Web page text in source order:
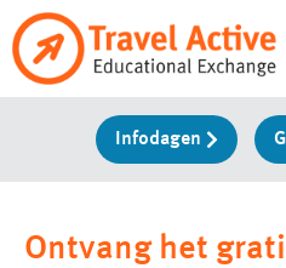
Ga
naar
Infodagen
Ontvang het